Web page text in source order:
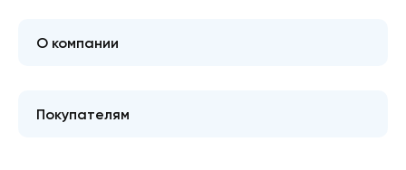
Покупателям
О компании